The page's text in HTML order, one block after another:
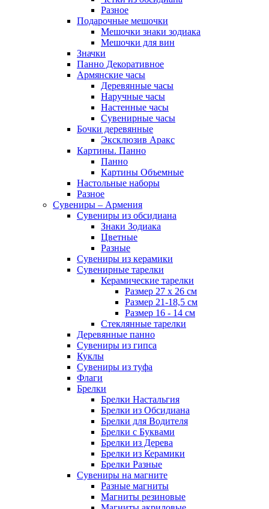
Разное
Подарочные мешочки
Мешочки знаки зодиака
Мешочки для вин
Значки
Панно Декоративное
Армянские часы
Деревянные часы
Наручные часы
Настенные часы
Сувенирные часы
Бочки деревянные
Эксклюзив Аракс
Картины. Панно
Панно
Картины Объемные
Настольные наборы
Разное
Сувениры – Армения
Сувениры из обсидиана
Знаки Зодиака
Цветные
Разные
Сувениры из керамики
Сувенирные тарелки
Керамические тарелки
Размер 27 х 26 см
Размер 21-18,5 см
Размер 16 - 14 см
Стеклянные тарелки
Деревянные панно
Сувениры из гипса
Куклы
Сувениры из туфа
Флаги
Брелки
Брелки Настальгия
Брелки из Обсидиана
Брелки для Водителя
Брелки с Буквами
Брелки из Дерева
Брелки из Керамики
Брелки Разные
Сувениры на магните
Разные магниты
Магниты резиновые